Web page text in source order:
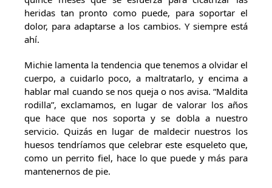
heridas tan pronto como puede, para soportar el
dolor, para adaptarse a los cambios. Y siempre está
ahí.
Michie lamenta la tendencia que tenemos a olvidar el
cuerpo, a cuidarlo poco, a maltratarlo, y encima a
hablar mal cuando se nos queja o nos avisa. “Maldita
rodilla”, exclamamos, en lugar de valorar los años
que hace que nos soporta y se dobla a nuestro
servicio. Quizás en lugar de maldecir nuestros los
huesos tendríamos que celebrar este esqueleto que,
como un perrito fiel, hace lo que puede y más para
mantenernos de pie.